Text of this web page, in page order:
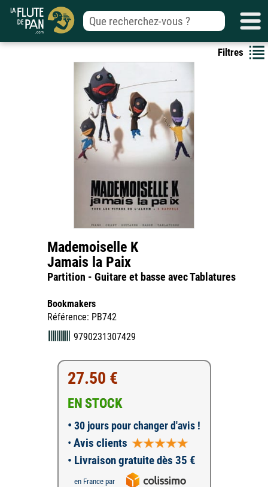
Filtres
Mademoiselle K
Jamais la Paix
Partition - Guitare et basse avec Tablatures
Bookmakers
Référence: PB742
9790231307429
27.50 €
EN STOCK
• 30 jours pour changer d'avis !
• Avis clients
• Livraison gratuite dès 35 €
en France par